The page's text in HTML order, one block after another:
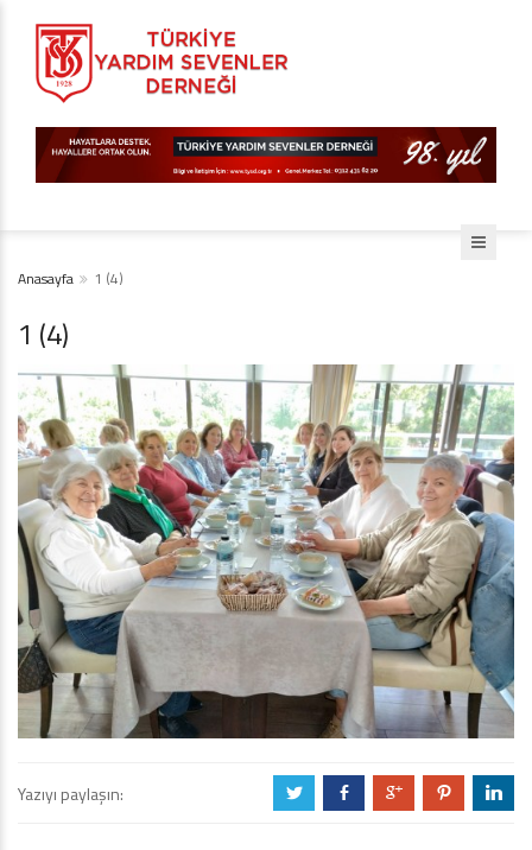
Anasayfa 1 (4)
1 (4)
Yazıyı paylaşın: a b c d j